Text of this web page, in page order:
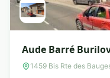
Aude Barré
Diplômée d'Etat à
1459 Bis Rte des